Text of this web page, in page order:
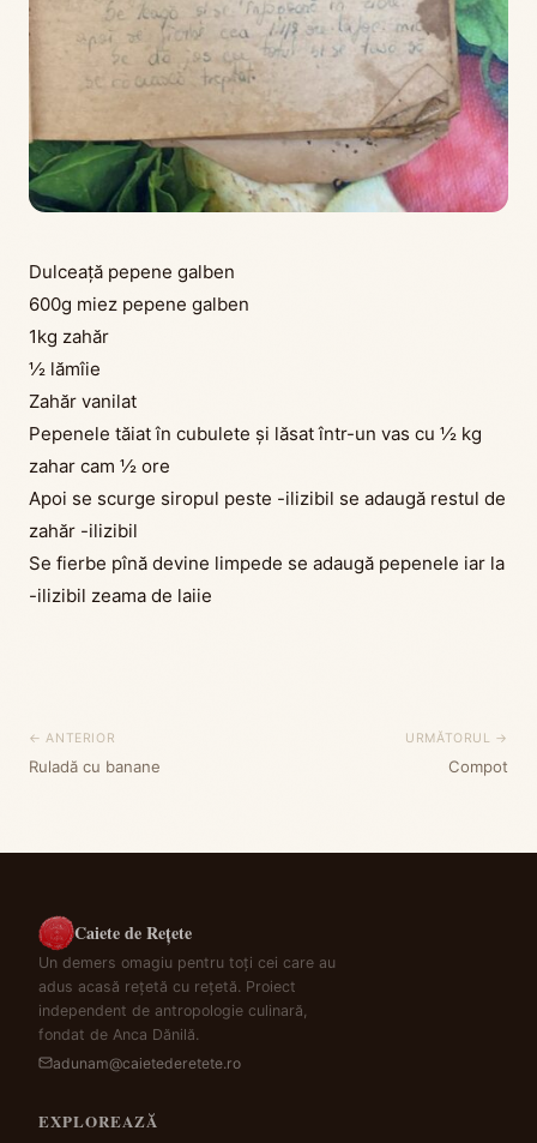
Dulceață pepene galben
600g miez pepene galben
1kg zahăr
½ lămîie
Zahăr vanilat
Pepenele tăiat în cubulete și lăsat într-un vas cu ½ kg
zahar cam ½ ore
Apoi se scurge siropul peste -ilizibil se adaugă restul de
zahăr -ilizibil
Se fierbe pînă devine limpede se adaugă pepenele iar la
-ilizibil zeama de laiie
← ANTERIOR
Ruladă cu banane
URMĂTORUL →
Compot
Caiete de Rețete
Un demers omagiu pentru toți cei care au
adus acasă rețetă cu rețetă. Proiect
independent de antropologie culinară,
fondat de Anca Dănilă.
adunam@caietederetete.ro
EXPLOREAZĂ